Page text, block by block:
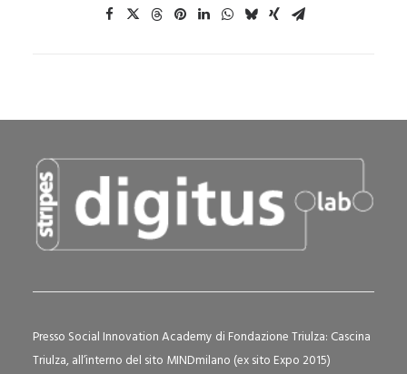
Presso Social Innovation Academy di Fondazione Triulza: Cascina
Triulza, all’interno del sito MINDmilano (ex sito Expo 2015)